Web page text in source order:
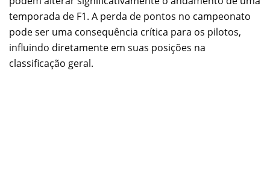
temporada de F1. A perda de pontos no campeonato
pode ser uma consequência crítica para os pilotos,
influindo diretamente em suas posições na
classificação geral.